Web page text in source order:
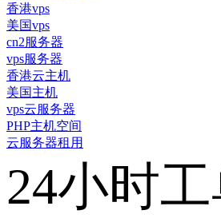
香港vps
美国vps
cn2服务器
vps服务器
香港云主机
美国主机
vps云服务器
PHP主机空间
云服务器租用
24小时